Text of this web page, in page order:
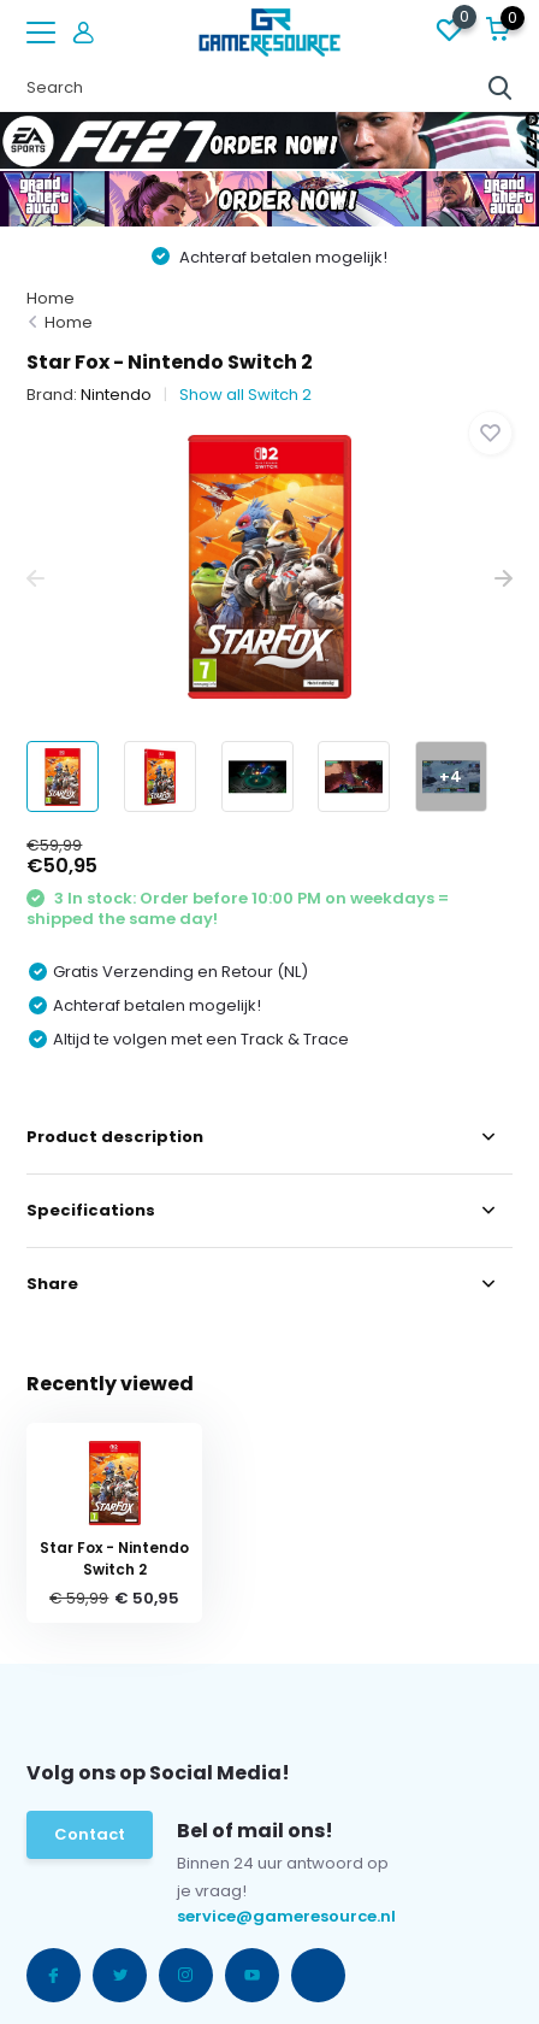
0 0
Achteraf betalen mogelijk!
Home
Home
Star Fox - Nintendo Switch 2
Brand:Nintendo Show all Switch 2
+4
€59,99
€50,95
3 In stock: Order before 10:00 PM on weekdays =
shipped the same day!
Gratis Verzending en Retour (NL)
Achteraf betalen mogelijk!
Altijd te volgen met een Track & Trace
Product description
Specifications
Share
Recently viewed
Star Fox - Nintendo
Switch 2
€ 59,99 € 50,95
Volg ons op Social Media!
Contact Bel of mail ons!
Binnen 24 uur antwoord op
je vraag!
service@gameresource.nl